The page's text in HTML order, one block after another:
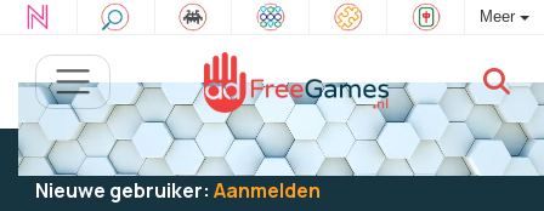
Meer
Bestaande gebruiker: Log in
om te spelen
Nieuwe gebruiker: Aanmelden